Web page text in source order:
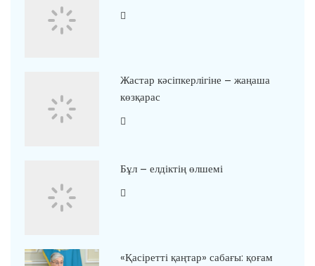
Жастар кәсіпкерлігіне – жаңаша
көзқарас
Бұл – елдіктің өлшемі
«Қасіретті қаңтар» сабағы: қоғам